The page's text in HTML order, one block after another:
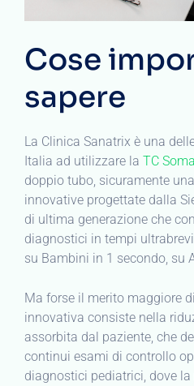
Cose
sapere
La Clinica Sanatrix è una
Italia ad utilizzare la TC
doppio tubo, sicuramente
innovative progettate dalla
di ultima generazione che
diagnostici in tempi
su Bambini in 1 secondo, su
Ma forse il merito maggiore
innovativa consiste nella
assorbita dal paziente, che
continui esami di controllo
diagnostici pediatrici, dove